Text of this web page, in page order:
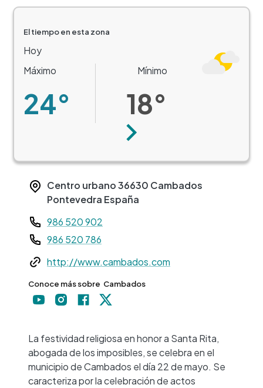
El tiempo en esta zona
Hoy
Máximo
24°
Mínimo
18°
Siguiente
Centro urbano36630 Cambados
Pontevedra España
Teléfono
986 520 902
986 520 786
Webhttp://www.cambados.com
Conoce más sobre Cambados
La festividad religiosa en honor a Santa Rita,
abogada de los imposibles, se celebra en el
municipio de Cambados el día 22 de mayo. Se
caracteriza por la celebración de actos